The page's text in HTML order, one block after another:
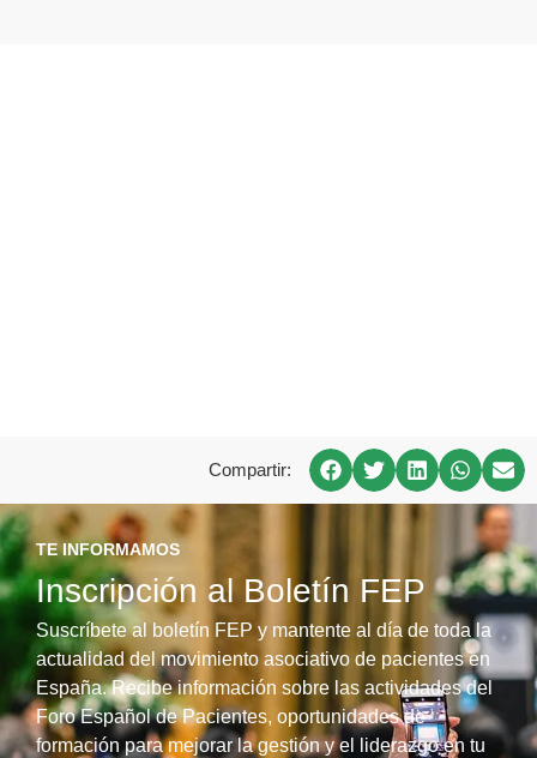
Compartir:
TE INFORMAMOS
Inscripción al Boletín FEP
Suscríbete al boletín FEP y mantente al día de toda la
actualidad del movimiento asociativo de pacientes en
España. Recibe información sobre las actividades del
Foro Español de Pacientes, oportunidades de
formación para mejorar la gestión y el liderazgo en tu